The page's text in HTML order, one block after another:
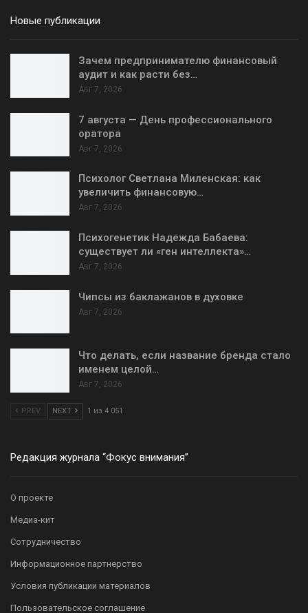
Новые публикации
Зачем предпринимателю финансовый
аудит и как расти без…
Авг 7, 2026
7 августа — День профессионального
оратора
Авг 7, 2026
Психолог Светлана Миленская: как
увеличить финансовую…
Авг 7, 2026
Психогенетик Надежда Бабаева:
существует ли «ген интеллекта»…
Авг 7, 2026
Чипсы из баклажанов в духовке
Авг 7, 2026
Что делать, если название бренда стало
именем целой…
Авг 7, 2026
PREV NEXT 1 из 4 051
Редакция журнала “Фокус внимания”
О проекте
Медиа-кит
Сотрудничество
Информационное партнерство
Условия публикации материалов
Пользовательское соглашение